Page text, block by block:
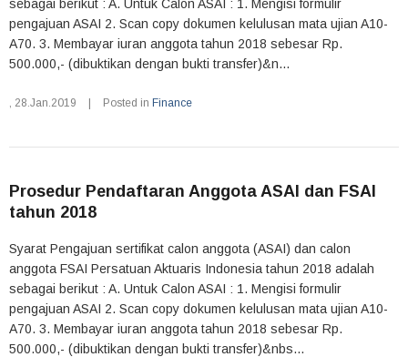
sebagai berikut : A. Untuk Calon ASAI : 1. Mengisi formulir
pengajuan ASAI 2. Scan copy dokumen kelulusan mata ujian A10-
A70. 3. Membayar iuran anggota tahun 2018 sebesar Rp.
500.000,- (dibuktikan dengan bukti transfer)&n...
, 28.Jan.2019 Posted in Finance
Prosedur Pendaftaran Anggota ASAI dan FSAI
tahun 2018
Syarat Pengajuan sertifikat calon anggota (ASAI) dan calon
anggota FSAI Persatuan Aktuaris Indonesia tahun 2018 adalah
sebagai berikut : A. Untuk Calon ASAI : 1. Mengisi formulir
pengajuan ASAI 2. Scan copy dokumen kelulusan mata ujian A10-
A70. 3. Membayar iuran anggota tahun 2018 sebesar Rp.
500.000,- (dibuktikan dengan bukti transfer)&nbs...